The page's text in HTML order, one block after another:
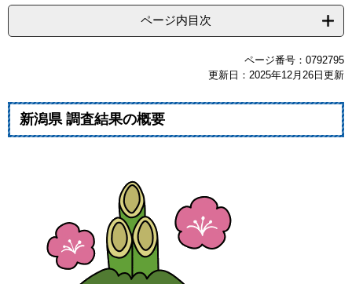
ページ内目次
ページ番号：0792795
更新日：2025年12月26日更新
新潟県 調査結果の概要